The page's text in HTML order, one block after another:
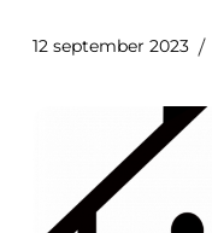
12 september 2023